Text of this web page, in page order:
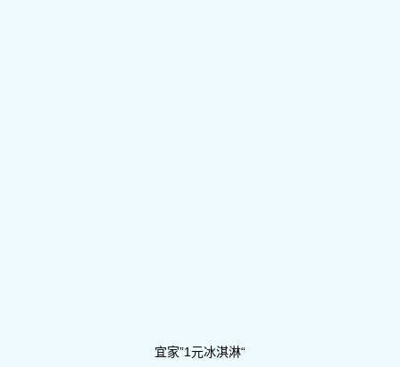
宜家”1元冰淇淋“